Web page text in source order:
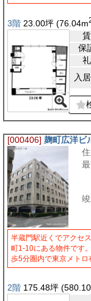
3階 23.00坪 (76.04m
保
入
[000406] 麹町広洋ビ
半蔵門駅近くでアクセ
町1-10にある物件です
歩5分圏内で東京メト
2階 175.48坪 (580.10